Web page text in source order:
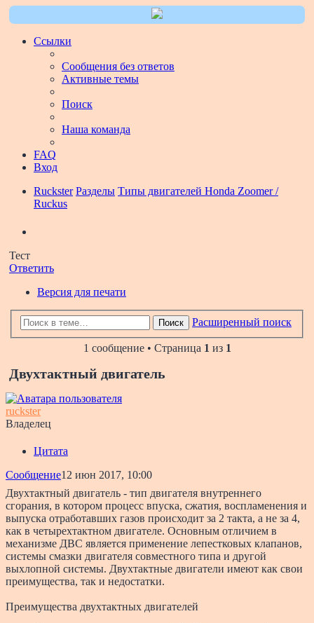
Ссылки
Сообщения без ответов
Активные темы
Поиск
Наша команда
FAQ
Вход
Ruckster Разделы Типы двигателей Honda Zoomer /
Ruckus
Тест
Ответить
Версия для печати
Поиск Расширенный поиск
1 сообщение • Страница 1 из 1
Двухтактный двигатель
ruckster
Владелец
Цитата
Сообщение12 июн 2017, 10:00
Двухтактный двигатель - тип двигателя внутреннего
сгорания, в котором процесс впуска, сжатия, воспламенения и
выпуска отработавших газов происходит за 2 такта, а не за 4,
как в четырехтактном двигателе. Основным отличием в
механизме ДВС является применение лепестковых клапанов,
системы смазки двигателя совместного типа и другой
выхлопной системы. Двухтактные двигатели имеют как свои
преимущества, так и недостатки.
Преимущества двухтактных двигателей